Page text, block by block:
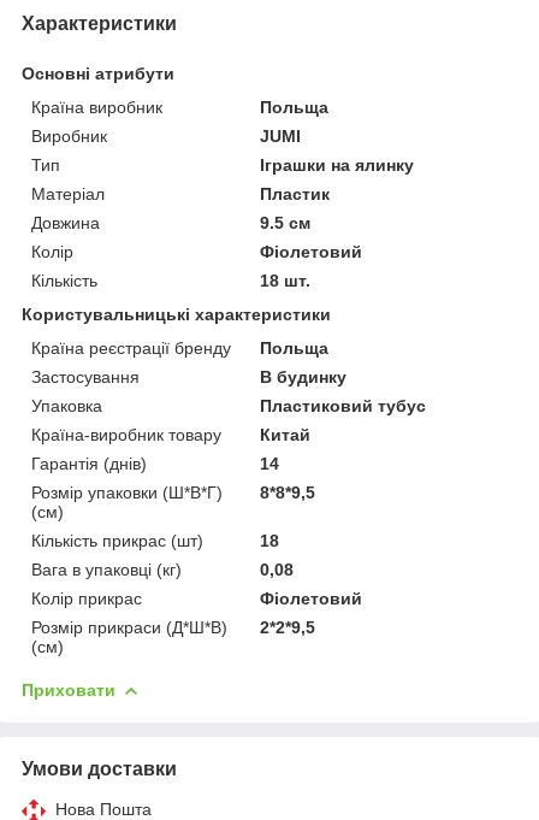
Характеристики
Основні атрибути
Країна виробник
Польща
Виробник
JUMI
Тип
Іграшки на ялинку
Матеріал
Пластик
Довжина
9.5 см
Колір
Фіолетовий
Кількість
18 шт.
Користувальницькі характеристики
Країна реєстрації бренду
Польща
Застосування
В будинку
Упаковка
Пластиковий тубус
Країна-виробник товару
Китай
Гарантія (днів)
14
Розмір упаковки (Ш*В*Г)
(см)
8*8*9,5
Кількість прикрас (шт)
18
Вага в упаковці (кг)
0,08
Колір прикрас
Фіолетовий
Розмір прикраси (Д*Ш*В)
(см)
2*2*9,5
Приховати
Умови доставки
Нова Пошта